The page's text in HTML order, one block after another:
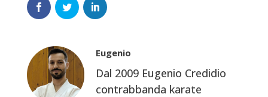
Eugenio
Dal 2009 Eugenio Credidio
contrabbanda karate